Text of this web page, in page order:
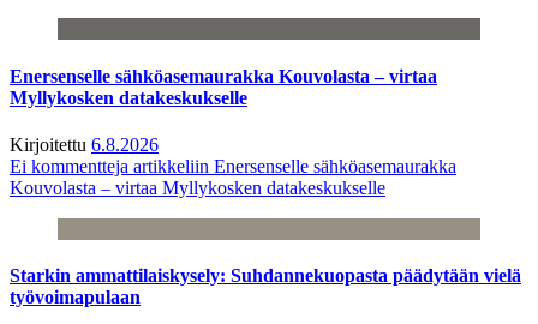
Enersenselle sähköasemaurakka Kouvolasta – virtaa
Myllykosken datakeskukselle
Kirjoitettu 6.8.2026
Ei kommentteja artikkeliin Enersenselle sähköasemaurakka
Kouvolasta – virtaa Myllykosken datakeskukselle
Starkin ammattilaiskysely: Suhdannekuopasta päädytään vielä
työvoimapulaan